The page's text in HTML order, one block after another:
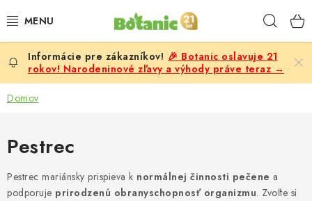
na
PREMIUM
DOPLNKY STRAVY
🎉 Botanic oslavuje 21
rokov! Narodeninové zľavy a výhody práve teraz →
Domov
Pestrec
Pestrec mariánsky prispieva k normálnej činnosti pečene a
podporuje prirodzenú obranyschopnosť organizmu. Zvoľte si